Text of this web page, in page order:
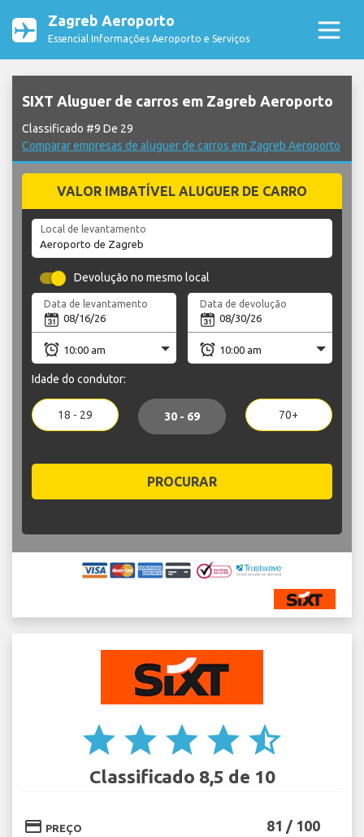
Zagreb Aeroporto
Essencial Informações Aeroporto e Serviços
SIXT Aluguer de carros em Zagreb Aeroporto
Classificado #9 De 29
Comparar empresas de aluguer de carros em Zagreb Aeroporto
VALOR IMBATÍVEL ALUGUER DE CARRO
Local de levantamento
Devolução no mesmo local
Data de levantamento Data de devolução
Idade do condutor:
18 - 29 30 - 69 70+
PROCURAR
star star star star star_half
Classificado 8,5 de 10
credit_card PREÇO 81 / 100